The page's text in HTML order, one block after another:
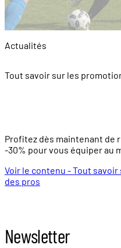
Actualités
Tout savoir sur les
Profitez dès maintenant de
-30% pour vous équiper au
Voir le contenu - Tout
des pros
Newsletter